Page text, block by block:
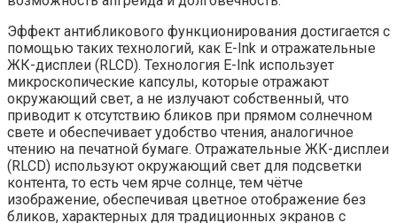
Эффект антибликового функционирования достигается с
помощью таких технологий, как E-Ink и отражательные
ЖК-дисплеи (RLCD). Технология E-Ink использует
микроскопические капсулы, которые отражают
окружающий свет, а не излучают собственный, что
приводит к отсутствию бликов при прямом солнечном
свете и обеспечивает удобство чтения, аналогичное
чтению на печатной бумаге. Отражательные ЖК-дисплеи
(RLCD) используют окружающий свет для подсветки
контента, то есть чем ярче солнце, тем чётче
изображение, обеспечивая цветное отображение без
бликов, характерных для традиционных экранов с